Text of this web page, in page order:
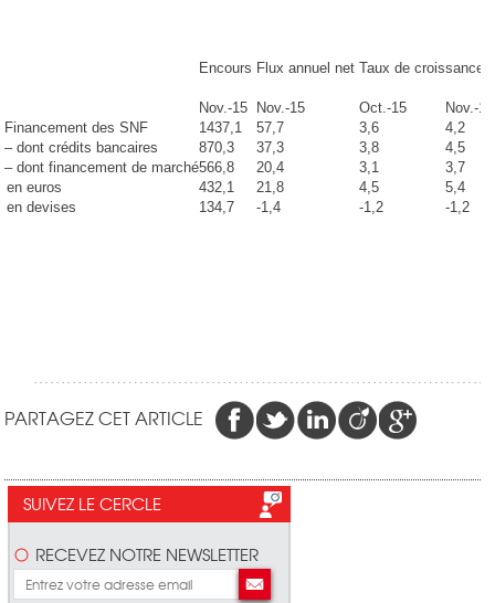
Encours Flux annuel netTaux de croissance
Nov.-15 Nov.-15 Oct.-15
Nov.-15
Financement des SNF
1437,1 57,7 3,6
4,2
– dont crédits bancaires
870,3 37,3 3,8
4,5
– dont financement de marché566,8 20,4 3,1
3,7
en euros
432,1 21,8 4,5
5,4
en devises
134,7 -1,4 -1,2 -1,2
PARTAGEZ CET ARTICLE
SUIVEZ LE CERCLE
RECEVEZ NOTRE NEWSLETTER